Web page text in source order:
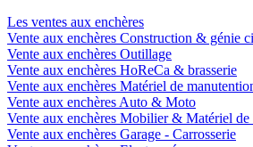
Les ventes aux enchères
Vente aux enchères Construction & génie
Vente aux enchères Outillage
Vente aux enchères HoReCa & brasserie
Vente aux enchères Matériel de
Vente aux enchères Auto & Moto
Vente aux enchères Mobilier & Matériel de
Vente aux enchères Garage - Carrosserie